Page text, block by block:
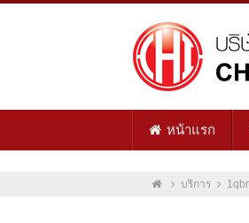
หน้าแรก
บริการ